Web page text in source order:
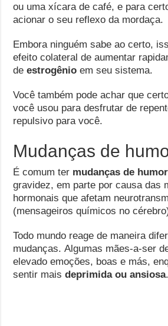
ou uma xícara de café, e para
acionar o seu reflexo da mordaça.
Embora ninguém sabe ao certo,
efeito colateral de aumentar
deestrogênio em seu sistema.
Você também pode achar que
você usou para desfrutar de
repulsivo para você.
Mudanças de
É comum ter mudanças de humor
gravidez, em parte por causa das
hormonais que afetam
(mensageiros químicos no
Todo mundo reage de maneira
mudanças. Algumas mães-a-ser
elevado emoções, boas e más,
sentir maisdeprimida ou ansiosa.